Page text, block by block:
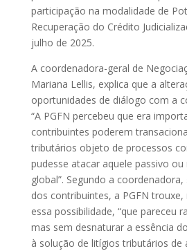
participação na modalidade de
Recuperação do Crédito
julho de 2025.
A coordenadora-geral de
Mariana Lellis, explica que a
oportunidades de diálogo com a
“A PGFN percebeu que era
contribuintes poderem
tributários objeto de processos
pudesse atacar aquele passivo
global”. Segundo a
dos contribuintes, a PGFN
essa possibilidade, “que pareceu
mas sem desnaturar a essência
à solução de litígios tributários de